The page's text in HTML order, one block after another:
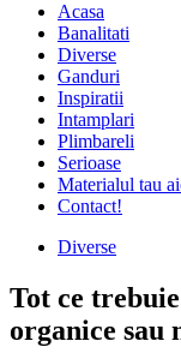
Acasa
Banalitati
Diverse
Ganduri
Inspiratii
Intamplari
Plimbareli
Serioase
Materialul tau
Contact!
Diverse
Tot ce
organice sau